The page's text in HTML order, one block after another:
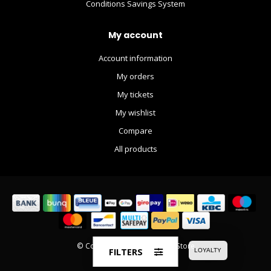
doos zelf verpakt in
bedankt Klaus!
Conditions Savings System
My account
Account information
My orders
My tickets
My wishlist
Compare
All products
© Copyright 2026 The Movie Store
FILTERS LOYALTY